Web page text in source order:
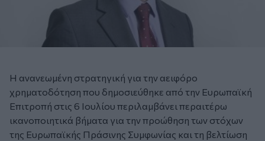
Η ανανεωμένη στρατηγική για την αειφόρο
χρηματοδότηση που δημοσιεύθηκε από την Ευρωπαϊκή
Επιτροπή στις 6 Ιουλίου περιλαμβάνει περαιτέρω
ικανοποιητικά βήματα για την προώθηση των στόχων
της Ευρωπαϊκής Πράσινης Συμφωνίας και τη βελτίωση